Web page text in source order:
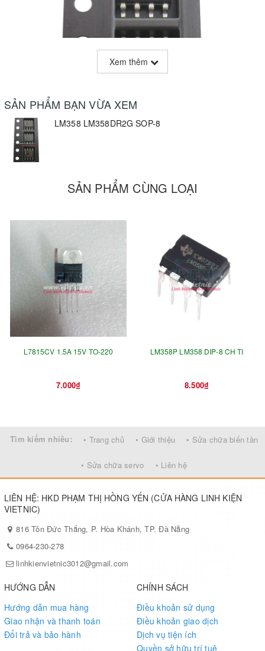
Xem thêm
SẢN PHẨM BẠN VỪA XEM
LM358 LM358DR2G SOP-8
SẢN PHẨM CÙNG LOẠI
L7815CV 1.5A 15V TO-220
7.000₫
LM358P LM358 DIP-8 CH TI
8.500₫
Tìm kiếm nhiều: • Trang chủ • Giới thiệu • Sửa chữa biến tần
• Sửa chữa servo • Liên hệ
LIÊN HỆ: HKD PHẠM THỊ HỒNG YẾN (CỬA HÀNG LINH KIỆN
VIETNIC)
816 Tôn Đức Thắng, P. Hòa Khánh, TP. Đà Nẵng
0964-230-278
linhkienvietnic3012@gmail.com
HƯỚNG DẪN
Hướng dẫn mua hàng
Giao nhận và thanh toán
Đổi trả và bảo hành
CHÍNH SÁCH
Điều khoản sử dụng
Điều khoản giao dịch
Dịch vụ tiện ích
Quyền sở hữu trí tuệ